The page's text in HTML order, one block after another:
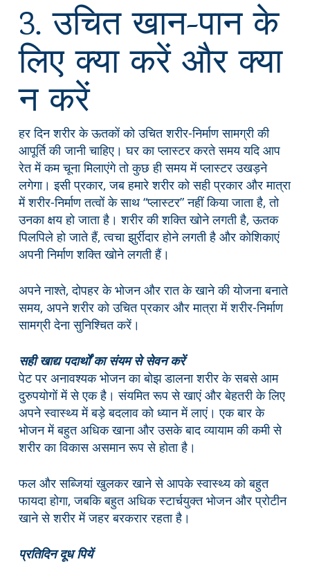
3. उचित खान-पान के
लिए क्या करें और क्या
न करें
हर दिन शरीर के ऊतकों को उचित शरीर-निर्माण सामग्री की
आपूर्ति की जानी चाहिए। घर का प्लास्टर करते समय यदि आप
रेत में कम चूना मिलाएंगे तो कुछ ही समय में प्लास्टर उखड़ने
लगेगा। इसी प्रकार, जब हमारे शरीर को सही प्रकार और मात्रा
में शरीर-निर्माण तत्वों के साथ “प्लास्टर” नहीं किया जाता है, तो
उनका क्षय हो जाता है। शरीर की शक्ति खोने लगती है, ऊतक
पिलपिले हो जाते हैं, त्वचा झुर्रीदार होने लगती है और कोशिकाएं
अपनी निर्माण शक्ति खोने लगती हैं।
अपने नाश्ते, दोपहर के भोजन और रात के खाने की योजना बनाते
समय, अपने शरीर को उचित प्रकार और मात्रा में शरीर-निर्माण
सामग्री देना सुनिश्चित करें।
सही खाद्य पदार्थों का संयम से सेवन करें
पेट पर अनावश्यक भोजन का बोझ डालना शरीर के सबसे आम
दुरुपयोगों में से एक है। संयमित रूप से खाएं और बेहतरी के लिए
अपने स्वास्थ्य में बड़े बदलाव को ध्यान में लाएं। एक बार के
भोजन में बहुत अधिक खाना और उसके बाद व्यायाम की कमी से
शरीर का विकास असमान रूप से होता है।
फल और सब्जियां खुलकर खाने से आपके स्वास्थ्य को बहुत
फायदा होगा, जबकि बहुत अधिक स्टार्चयुक्त भोजन और प्रोटीन
खाने से शरीर में जहर बरकरार रहता है।
प्रतिदिन दूध पियें